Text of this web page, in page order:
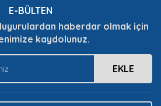
daha pahalı.
alternatifler olmalı.
E-BÜLTEN
haberdar olmak için
kaydolunuz.
EKLE